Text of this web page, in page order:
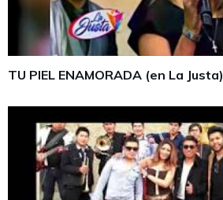
TU PIEL ENAMORADA (en La Justa)